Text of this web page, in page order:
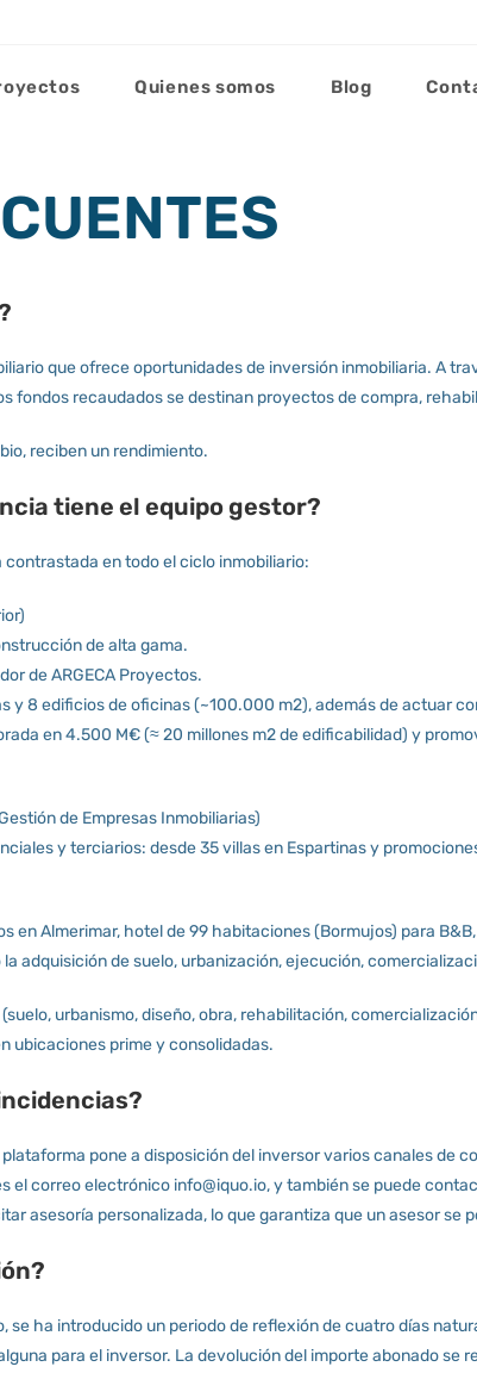
Quienes somos Blog
que ofrece oportunidades de inversión inmobiliaria. A
fondos recaudados se destinan proyectos de compra,
reciben un rendimiento.
tiene el equipo gestor?
en todo el ciclo inmobiliario:
de alta gama.
de ARGECA Proyectos.
8 edificios de oficinas (~100.000 m2), además de actuar
en 4.500 M€ (≈ 20 millones m2 de edificabilidad) y
de Empresas Inmobiliarias)
y terciarios: desde 35 villas en Espartinas y
Almerimar, hotel de 99 habitaciones (Bormujos) para
adquisición de suelo, urbanización, ejecución,
urbanismo, diseño, obra, rehabilitación,
ubicaciones prime y consolidadas.
pone a disposición del inversor varios canales de
el correo electrónico info@iquo.io, y también se puede
asesoría personalizada, lo que garantiza que un asesor se
ha introducido un periodo de reflexión de cuatro días
para el inversor. La devolución del importe abonado se